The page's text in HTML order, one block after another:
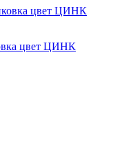
цвет ЦИНК